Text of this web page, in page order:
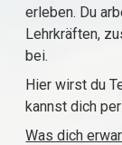
erleben. Du
Lehrkräften,
bei.
Hier wirst du
kannst dich
Was dich